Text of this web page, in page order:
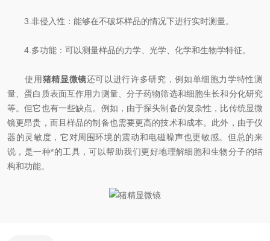
3.非侵入性：能够在不破坏样品的情况下进行实时测量。
4.多功能：可以测量样品的力学、光学、化学和生物学特征。
使用猪精显微镜还可以进行许多研究，例如单细胞力学特性测
量、蛋白质表面互作用力测量、分子药物筛选和细胞生长和分化研究
等。但它也有一些缺点。例如，由于探头制备的复杂性，比传统显微
镜更昂贵，而且样品的制备也需要更高的技术和成本。此外，由于仪
器的灵敏度，它对周围环境的震动和电磁噪声也更敏感。但总的来
说，是一种*的工具，可以帮助我们更好地理解细胞和生物分子的结
构和功能。